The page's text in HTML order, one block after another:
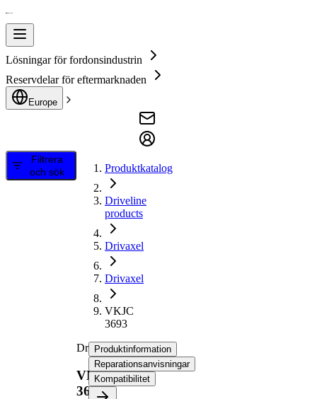
Lösningar för fordonsindustrin
Reservdelar för eftermarknaden
Europe
Filtrera
och sök
Produktkatalog
Driveline
products
Drivaxel
Drivaxel
VKJC
3693
Drivaxel
VKJC
3693
Produktinformation
Reparationsanvisningar
Kompatibilitet